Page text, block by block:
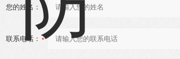
您的姓名：
联系电话：